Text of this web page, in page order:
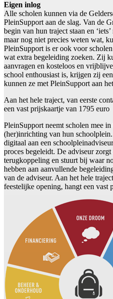
Eigen inlog
Alle scholen kunnen via de
PleinSupport aan de slag. Van de
begin van hun traject staan en
maar nog niet precies weten wat,
PleinSupport is er ook voor
wat extra begeleiding zoeken. Zij
aanvragen en kosteloos en
school enthousiast is, krijgen zij
kunnen ze met PleinSupport aan
Aan het hele traject, van eerste
een vast prijskaartje van 1795 euro
PleinSupport neemt scholen mee
(her)inrichting van hun
digitaal aan een
proces begeleidt. De adviseur
terugkoppeling en stuurt bij waar
hebben aan aanvullende
van de adviseur. Aan het hele
feestelijke opening, hangt een vast